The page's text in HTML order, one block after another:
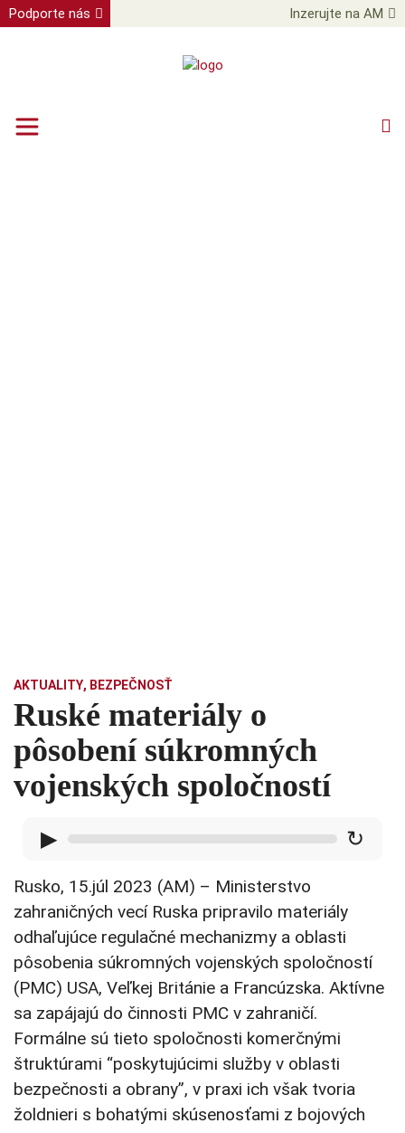
Podporte nás Inzerujte na AM
AKTUALITY, BEZPEČNOSŤ
Ruské materiály o
pôsobení súkromných
vojenských spoločností
▶ ↻
Rusko, 15.júl 2023 (AM) – Ministerstvo
zahraničných vecí Ruska pripravilo materiály
odhaľujúce regulačné mechanizmy a oblasti
pôsobenia súkromných vojenských spoločností
(PMC) USA, Veľkej Británie a Francúzska. Aktívne
sa zapájajú do činnosti PMC v zahraničí.
Formálne sú tieto spoločnosti komerčnými
štruktúrami “poskytujúcimi služby v oblasti
bezpečnosti a obrany”, v praxi ich však tvoria
žoldnieri s bohatými skúsenosťami z bojových